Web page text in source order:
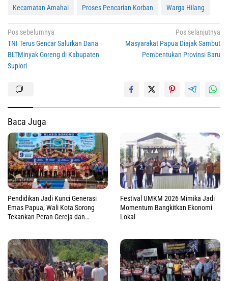
Kecamatan Amahai Proses Pencarian Korban Warga Hilang
Navigasi
pos
Pos sebelumnya
TNI Terus Gencar Salurkan Dana
BLTMinyak Goreng di Kabupaten
Supiori
Pos selanjutnya
Masyarakat Papua Diajak Sambut
Pembentukan Provinsi Baru
Baca Juga
Pendidikan Jadi Kunci Generasi
Emas Papua, Wali Kota Sorong
Tekankan Peran Gereja dan
Festival UMKM 2026 Mimika Jadi
Momentum Bangkitkan Ekonomi
Lokal